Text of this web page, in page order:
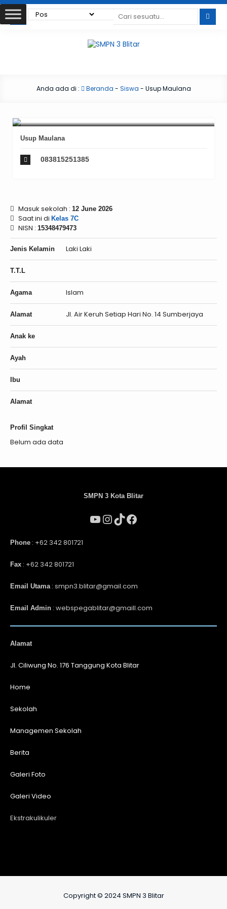
Anda ada di : Beranda - Siswa - Usup Maulana
Usup Maulana
083815251385
Masuk sekolah : 12 June 2026
Saat ini di Kelas 7C
NISN : 15348479473
Jenis Kelamin Laki Laki
T.T.L
Agama Islam
Alamat Jl. Air Keruh Setiap Hari No. 14 Sumberjaya
Anak ke
Ayah
Ibu
Alamat
Profil Singkat
Belum ada data
SMPN 3 Kota Blitar
Phone : +62 342 801721
Fax : +62 342 801721
Email Utama: smpn3.blitar@gmail.com
Email Admin : webspegablitar@gmaill.com
Alamat
Jl. Ciliwung No. 176 Tanggung Kota Blitar
Home
Sekolah
Managemen Sekolah
Berita
Galeri Foto
Galeri Video
Ekstrakulikuler
Copyright © 2024 SMPN 3 Blitar